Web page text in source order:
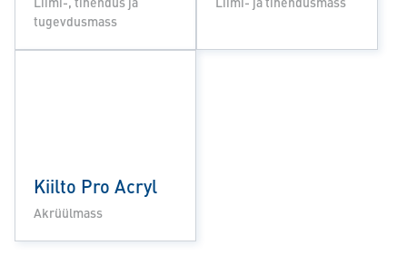
tugevdusmass
Kiilto Pro Acryl
Akrüülmass